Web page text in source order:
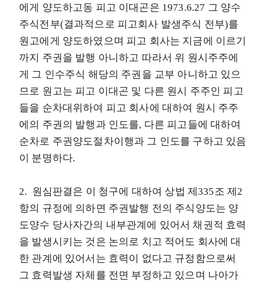
에게 양도하고동 피고 이대곤은 1973.6.27 그 양수
주식전부(결과적으로 피고회사 발생주식 전부)를
원고에게 양도하였으며 피고 회사는 지금에 이르기
까지 주권을 발행 아니하고 따라서 위 원시주주에
게 그 인수주식 해당의 주권을 교부 아니하고 있으
므로 원고는 피고 이대곤 및 다른 원시 주주인 피고
들을 순차대위하여 피고 회사에 대하여 원시 주주
에의 주권의 발행과 인도를, 다른 피고들에 대하여
순차로 주권양도절차이행과 그 인도를 구하고 있음
이 분명하다.
2. 원심판결은 이 청구에 대하여 상법 제335조 제2
항의 규정에 의하면 주권발행 전의 주식양도는 양
도양수 당사자간의 내부관계에 있어서 채권적 효력
을 발생시키는 것은 논의로 치고 적어도 회사에 대
한 관계에 있어서는 효력이 없다고 규정함으로써
그 효력발생 자체를 전면 부정하고 있으며 나아가